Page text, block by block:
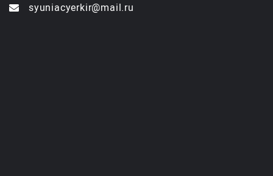
syuniacyerkir@mail.ru